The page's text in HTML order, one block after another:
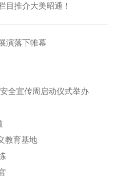
目推介大美昭通！
演落下帷幕
全宣传周启动仪式举办
教育基地